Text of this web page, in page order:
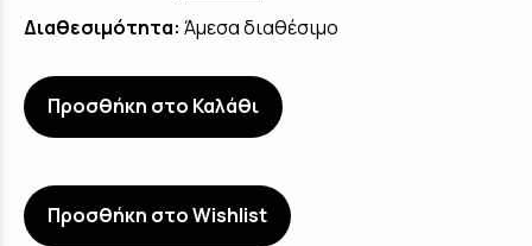
Διαθεσιμότητα: Άμεσα διαθέσιμο
Προσθήκη στο Καλάθι
Προσθήκη στο Wishlist